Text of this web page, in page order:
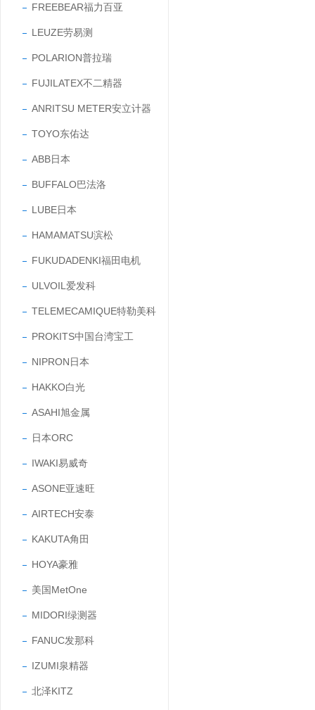
FREEBEAR福力百亚
LEUZE劳易测
POLARION普拉瑞
FUJILATEX不二精器
ANRITSU METER安立计器
TOYO东佑达
ABB日本
BUFFALO巴法洛
LUBE日本
HAMAMATSU滨松
FUKUDADENKI福田电机
ULVOIL爱发科
TELEMECAMIQUE特勒美科
PROKITS中国台湾宝工
NIPRON日本
HAKKO白光
ASAHI旭金属
日本ORC
IWAKI易威奇
ASONE亚速旺
AIRTECH安泰
KAKUTA角田
HOYA豪雅
美国MetOne
MIDORI绿测器
FANUC发那科
IZUMI泉精器
北泽KITZ